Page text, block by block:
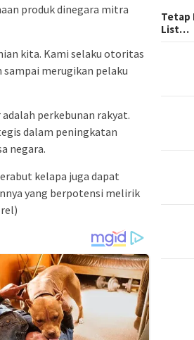
produk dinegara mitra
kita. Kami selaku otoritas
merugikan pelaku
perkebunan rakyat.
dalam peningkatan
negara.
kelapa juga dapat
yang berpotensi melirik
Tetap
List…